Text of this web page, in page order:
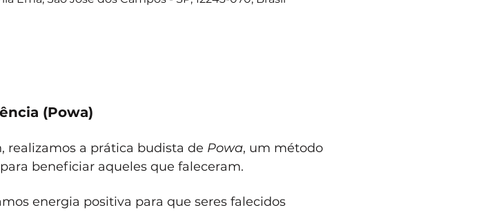
(Powa)
realizamos a prática budista de Powa, um método
beneficiar aqueles que faleceram.
energia positiva para que seres falecidos